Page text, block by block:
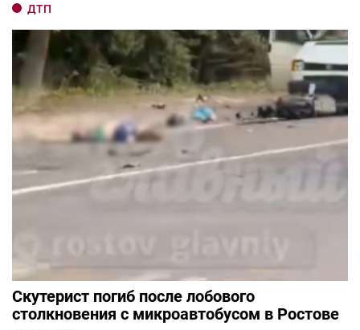
ДТП
Скутерист погиб после лобового
столкновения с микроавтобусом в Ростове